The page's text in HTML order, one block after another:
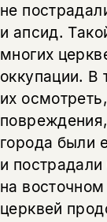
не
и апсид.
многих
оккупации. В
их
города были
и
на
церквей